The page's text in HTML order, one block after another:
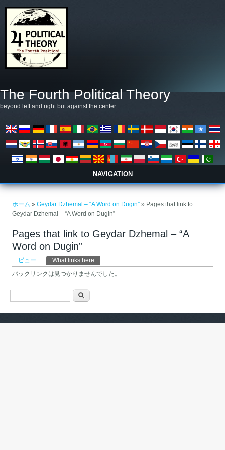
The Fourth Political Theory
beyond left and right but against the center
NAVIGATION
ホーム »Geydar Dzhemal – “A Word on Dugin” » Pages that link to
Geydar Dzhemal – “A Word on Dugin”
Pages that link to Geydar Dzhemal – “A
Word on Dugin”
プライマリータブ
ビュー What links here
バックリンクは見つかりませんでした。
検索フォーム